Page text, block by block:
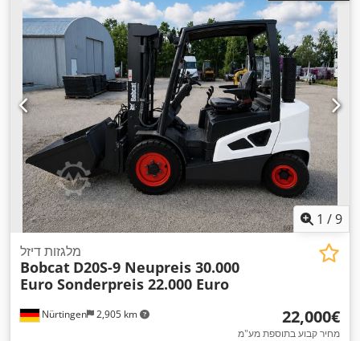
1 /9
Nürtingen 2,905 km
מלגזות דיזל
Bobcat D20S-9 Neupreis 30.000
Euro Sonderpreis 22.000 Euro
‏22,000 ‏€
מחיר קבוע בתוספת מע"מ